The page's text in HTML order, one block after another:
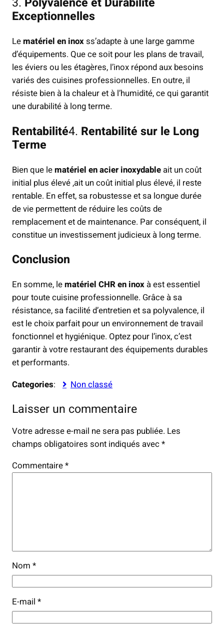
Exceptionnelles
Lematériel en inoxss’adapte à une large gamme
d’équipements. Que ce soit pour les plans de travail,
les éviers ou les étagères, l’inox répond aux besoins
variés des cuisines professionnelles. En outre, il
résiste bien à la chaleur et à l’humidité, ce qui garantit
une durabilité à long terme.
Rentabilité4. Rentabilité sur le Long
Terme
Bien que lematériel en acier inoxydable ait un coût
initial plus élevé ,ait un coût initial plus élevé, il reste
rentable. En effet, sa robustesse et sa longue durée
de vie permettent de réduire les coûts de
remplacement et de maintenance. Par conséquent, il
constitue un investissement judicieux à long terme.
Conclusion
En somme, lematériel CHR en inox à est essentiel
pour toute cuisine professionnelle. Grâce à sa
résistance, sa facilité d’entretien et sa polyvalence, il
est le choix parfait pour un environnement de travail
fonctionnel et hygiénique. Optez pour l’inox, c’est
garantir à votre restaurant des équipements durables
et performants.
Categories: Non classé
Laisser un commentaire
Votre adresse e-mail ne sera pas publiée. Les
champs obligatoires sont indiqués avec*
Commentaire*
Nom *
E-mail *